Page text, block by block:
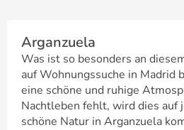
Arganzuela
Was ist so besonders an
auf Wohnungssuche in Madrid
eine schöne und ruhige
Nachtleben fehlt, wird dies auf
schöne Natur in Arganzuela